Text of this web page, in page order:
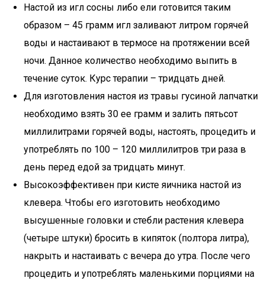
Настой из игл сосны либо ели готовится таким
образом – 45 грамм игл заливают литром горячей
воды и настаивают в термосе на протяжении всей
ночи. Данное количество необходимо выпить в
течение суток. Курс терапии – тридцать дней.
Для изготовления настоя из травы гусиной лапчатки
необходимо взять 30 ее грамм и залить пятьсот
миллилитрами горячей воды, настоять, процедить и
употреблять по 100 – 120 миллилитров три раза в
день перед едой за тридцать минут.
Высокоэффективен при кисте яичника настой из
клевера. Чтобы его изготовить необходимо
высушенные головки и стебли растения клевера
(четыре штуки) бросить в кипяток (полтора литра),
накрыть и настаивать с вечера до утра. После чего
процедить и употреблять маленькими порциями на